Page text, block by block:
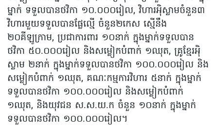
ម្នាក់ ទទួលបានថវិកា ១០.០០០រៀល, វិហារអ៉ិស្លាមចំនួន៣
វិហារមួយទទួលបានផ្លែល្មើ ចំនួន២កេស ស្មើនឹង
២០គីឡូក្រាម, ប្រជាការពារ ១០នាក់ ក្នុងម្នាក់ទទួលបាន
ថវិកា ៥០.០០០រៀល និងសម្លៀកបំពាក់ ១ឈុត, គ្រូខ្មែរអ៉ិ
ស្លាម ២នាក់ ក្នុងម្នាក់ទទួលបានថវិកា ១០០.០០០រៀល និង
សម្លៀកបំពាក់ ១ឈុត, គណៈកម្មការវិហារ ៥នាក់ ក្នុងម្នាក់
ទទួលបានថវិកា ១០០.០០០រៀល និងសម្លៀកបំពាក់
១ឈុត, និងយុវជន ស.ស.យ.ក ចំនួន ១០នាក់ ក្នុងម្នាក់
ទទួលបានថវិកា ១០០.០០០រៀល។